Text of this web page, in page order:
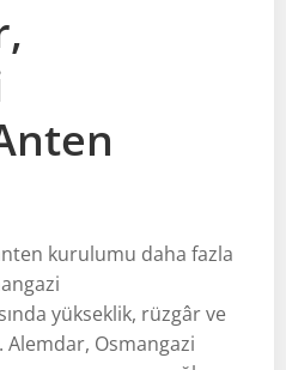
kurulumu daha fazla
yükseklik, rüzgâr ve
Alemdar, Osmangazi